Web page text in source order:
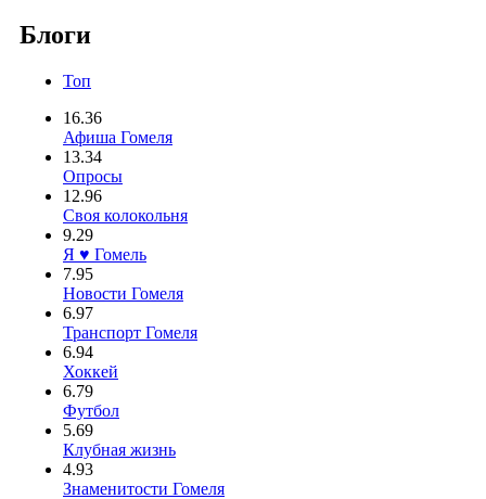
Блоги
Топ
16.36
Афиша Гомеля
13.34
Опросы
12.96
Своя колокольня
9.29
Я ♥ Гомель
7.95
Новости Гомеля
6.97
Транспорт Гомеля
6.94
Хоккей
6.79
Футбол
5.69
Клубная жизнь
4.93
Знаменитости Гомеля